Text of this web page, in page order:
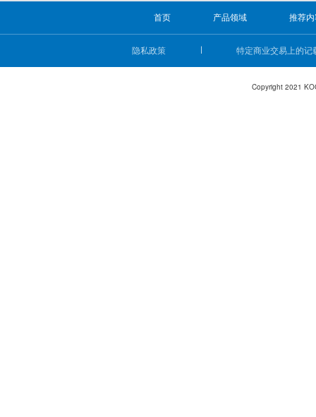
首页 产品领域 推荐
隐私政策 特定商业交易上的记
Copyright 2021